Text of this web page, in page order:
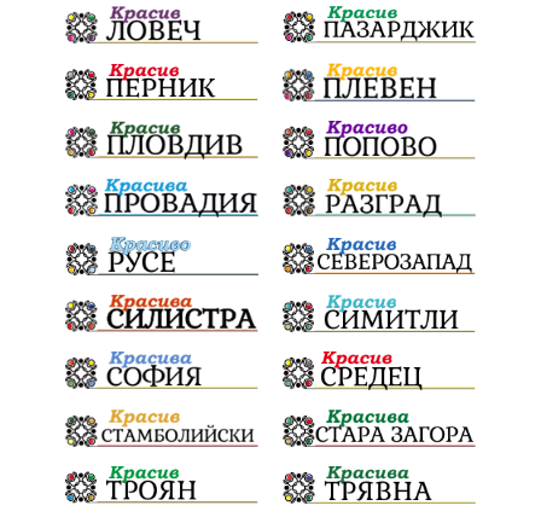
ПартияВеличие ЕкатеринаДафовска Тракия
ПТП Сливен КварталРечица Данъци
ПътнаИнфраструктура Асфалт
БрашноСтоименов ИстинскиХляб
БългарскоКачество Запис
ПолитическоЗадкулисие Микродрон
КомарДрон КитайскаТехнология
ВоенниТехнологии Наркотици